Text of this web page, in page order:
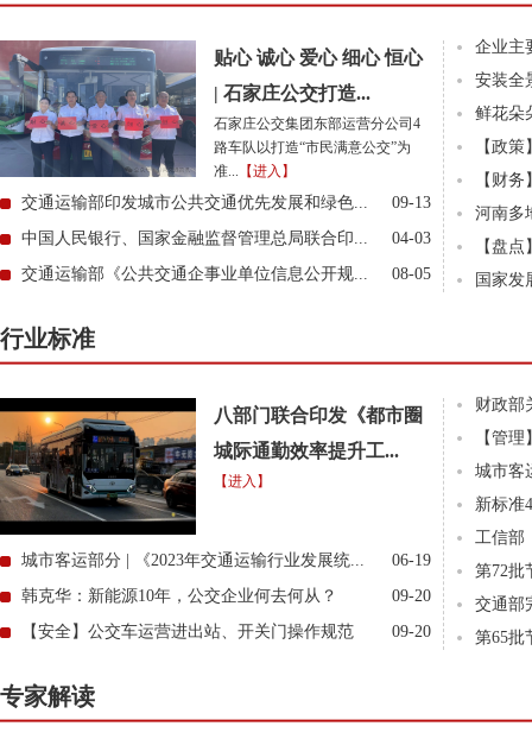
贴心 诚心 爱心 细心 恒心
| 石家庄公交打造...
石家庄公交集团东部运营分公司4
路车队以打造“市民满意公交”为
准...
【进入】
09-13
交通运输部印发城市公共交通优先发展和绿色...
04-03
中国人民银行、国家金融监督管理总局联合印...
08-05
交通运输部《公共交通企事业单位信息公开规...
企业主
安装全
鲜花朵
【政
【财
河南多
【盘
国家发
行业标准
八部门联合印发《都市圈
城际通勤效率提升工...
【进入】
06-19
城市客运部分 | 《2023年交通运输行业发展统...
09-20
韩克华：新能源10年，公交企业何去何从？
09-20
【安全】公交车运营进出站、开关门操作规范
财政部
【管
城市客
新标准
工信部
第72批
交通部
第65批
专家解读